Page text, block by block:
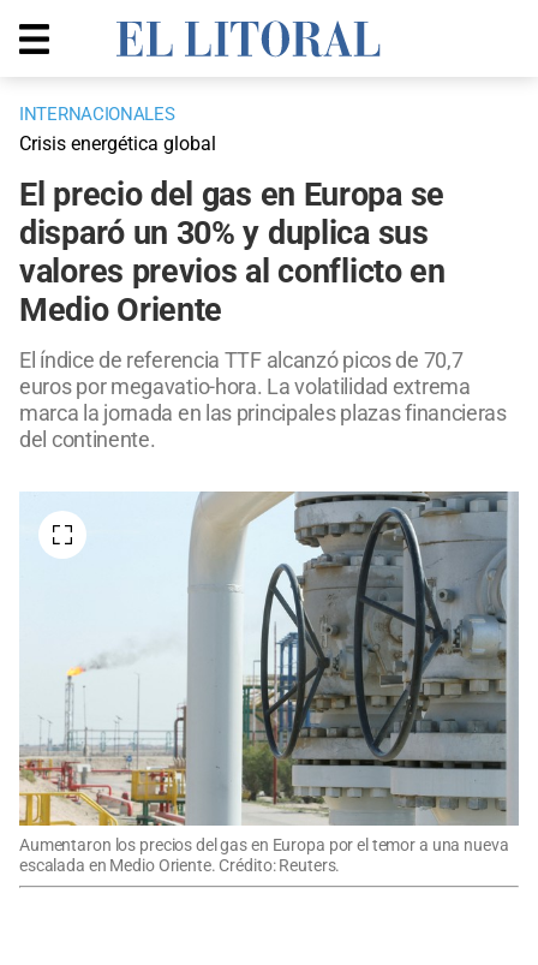
INTERNACIONALES
Crisis energética global
El precio del gas en Europa se
disparó un 30% y duplica sus
valores previos al conflicto en
Medio Oriente
El índice de referencia TTF alcanzó picos de 70,7
euros por megavatio-hora. La volatilidad extrema
marca la jornada en las principales plazas financieras
del continente.
Aumentaron los precios del gas en Europa por el temor a una nueva
escalada en Medio Oriente. Crédito: Reuters.